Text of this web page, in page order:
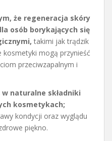
że regeneracja skóry
osób borykających się
takimi jak trądzik
kosmetyki mogą przynieść
przeciwzapalnym i
naturalne składniki
kosmetykach;
kondycji oraz wyglądu
piękno.